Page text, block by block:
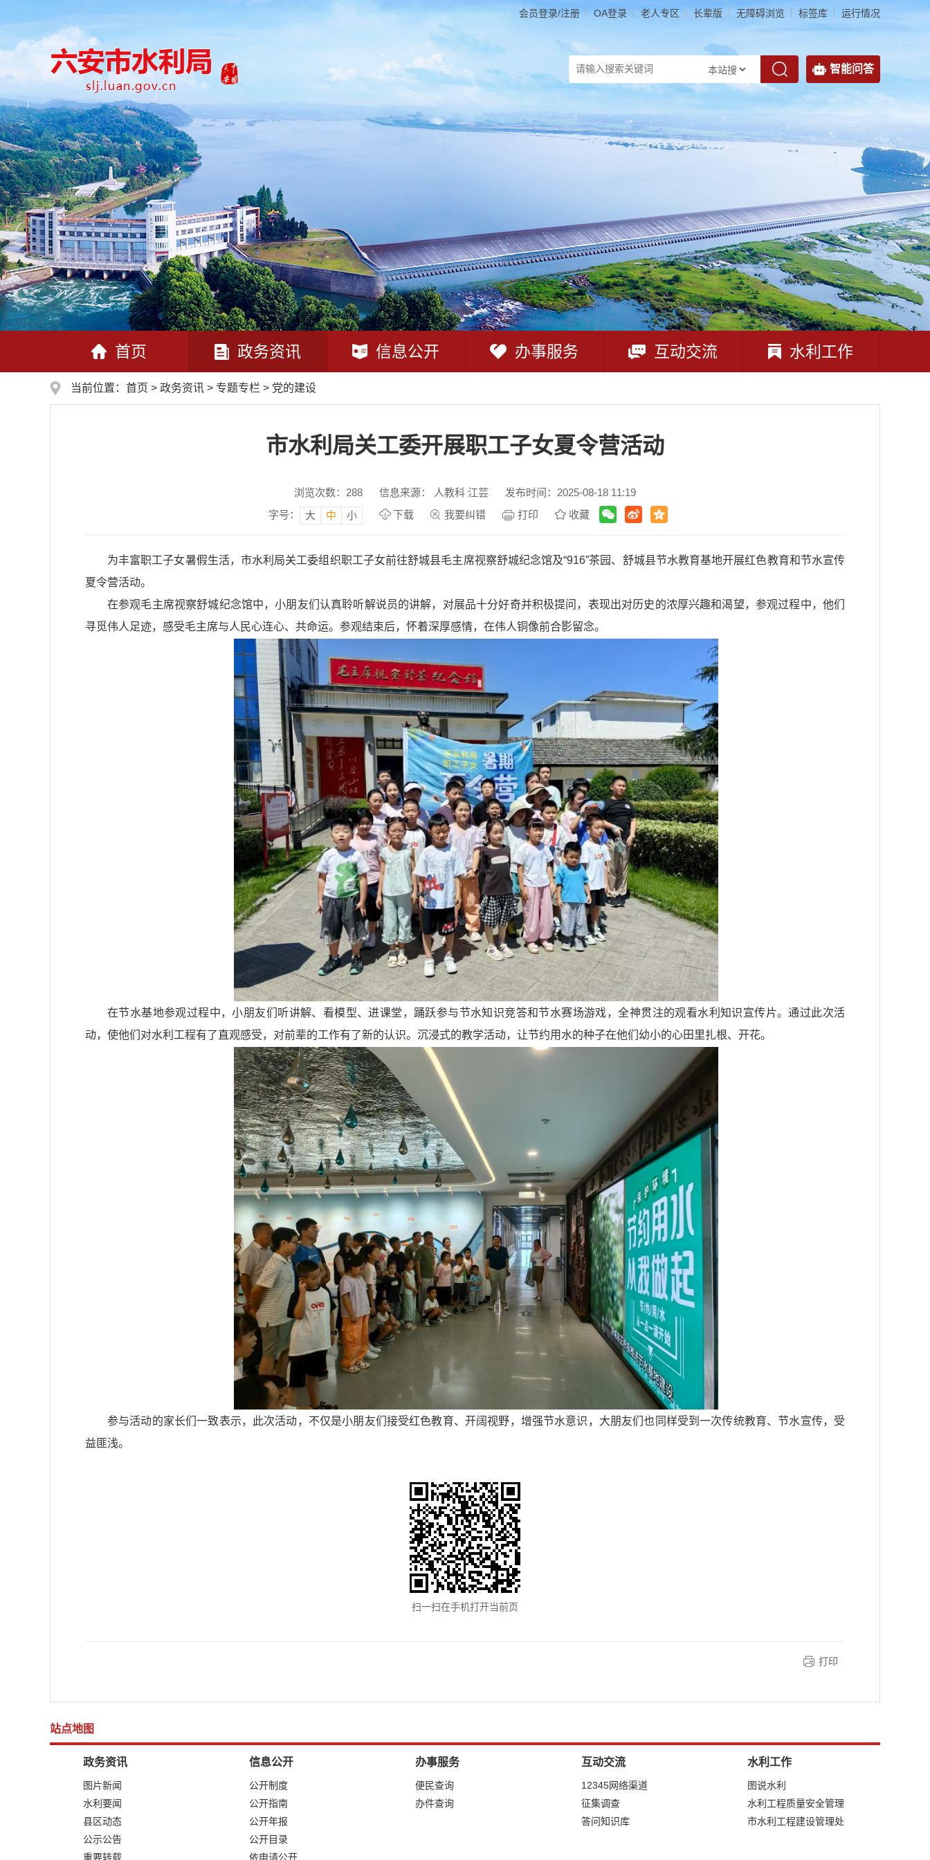
会员登录/注册 OA登录 老人专区 长辈版 无障碍浏览 标签库 运行情况
智能问答
首页 政务资讯 信息公开 办事服务 互动交流 水利工作
当前位置： 首页 > 政务资讯 > 专题专栏 > 党的建设
市水利局关工委开展职工子女夏令营活动
浏览次数： 288 信息来源： 人教科 江芸
发布时间：2025-08-18 11:19
字号：
大 中 小 下载 我要纠错 打印 收藏
为丰富职工子女暑假生活，市水利局关工委组织职工子女前往舒城县毛主席视察舒城纪念馆及“916”茶园、舒城县节水教育基地开展红色教育和节水宣传
夏令营活动。
在参观毛主席视察舒城纪念馆中，小朋友们认真聆听解说员的讲解，对展品十分好奇并积极提问，表现出对历史的浓厚兴趣和渴望，参观过程中，他们
寻觅伟人足迹，感受毛主席与人民心连心、共命运。参观结束后，怀着深厚感情，在伟人铜像前合影留念。
在节水基地参观过程中，小朋友们听讲解、看模型、进课堂，踊跃参与节水知识竞答和节水赛场游戏，全神贯注的观看水利知识宣传片。通过此次活
动，使他们对水利工程有了直观感受，对前辈的工作有了新的认识。沉浸式的教学活动，让节约用水的种子在他们幼小的心田里扎根、开花。
参与活动的家长们一致表示，此次活动，不仅是小朋友们接受红色教育、开阔视野，增强节水意识，大朋友们也同样受到一次传统教育、节水宣传，受
益匪浅。
扫一扫在手机打开当前页
打印
站点地图
政务资讯
图片新闻
水利要闻
县区动态
公示公告
重要转载
信息公开
公开制度
公开指南
公开年报
公开目录
依申请公开
办事服务
便民查询
办件查询
互动交流
12345网络渠道
征集调查
答问知识库
水利工作
图说水利
水利工程质量安全管理
市水利工程建设管理处